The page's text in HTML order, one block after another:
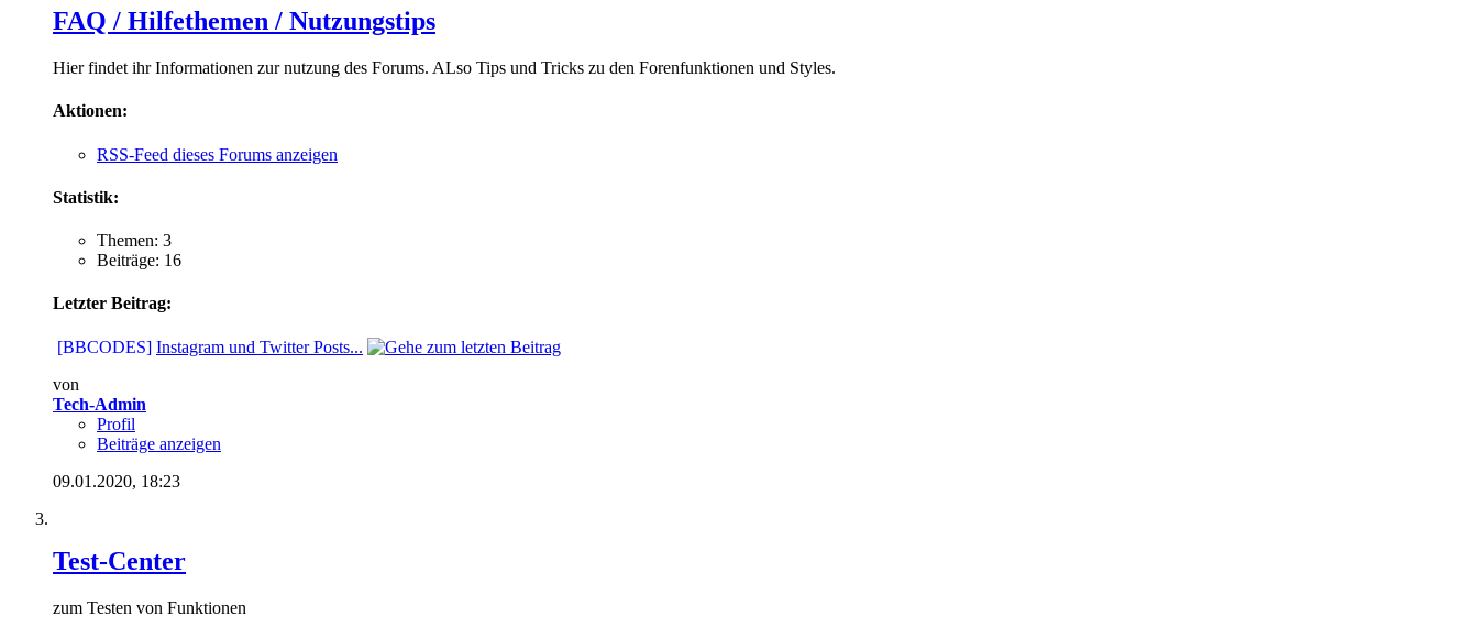
FAQ / Hilfethemen / Nutzungstips
Hier findet ihr Informationen zur nutzung des Forums. ALso Tips und Tricks zu den Forenfunktionen und Styles.
Aktionen:
RSS-Feed dieses Forums anzeigen
Statistik:
Themen: 3
Beiträge: 16
Letzter Beitrag:
[BBCODES] Instagram und Twitter Posts...
von
Tech-Admin
Profil
Beiträge anzeigen
09.01.2020, 18:23
Test-Center
zum Testen von Funktionen